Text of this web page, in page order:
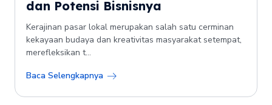
dan Potensi Bisnisnya
Kerajinan pasar lokal merupakan salah satu cerminan
kekayaan budaya dan kreativitas masyarakat setempat,
merefleksikan t...
Baca Selengkapnya